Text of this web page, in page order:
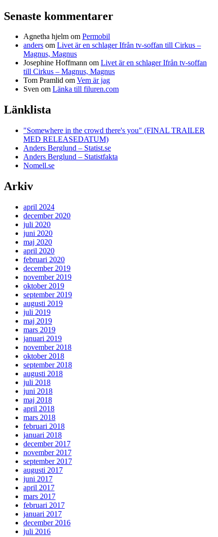
Senaste kommentarer
Agnetha hjelm om Permobil
anders om Livet är en schlager Ifrån tv-soffan till Cirkus –
Magnus, Magnus
Josephine Hoffmann om Livet är en schlager Ifrån tv-soffan
till Cirkus – Magnus, Magnus
Tom Pramlid om Vem är jag
Sven om Länka till filuren.com
Länklista
"Somewhere in the crowd there's you" (FINAL TRAILER
MED RELEASEDATUM)
Anders Berglund – Statist.se
Anders Berglund – Statistfakta
Nomell.se
Arkiv
april 2024
december 2020
juli 2020
juni 2020
maj 2020
april 2020
februari 2020
december 2019
november 2019
oktober 2019
september 2019
augusti 2019
juli 2019
maj 2019
mars 2019
januari 2019
november 2018
oktober 2018
september 2018
augusti 2018
juli 2018
juni 2018
maj 2018
april 2018
mars 2018
februari 2018
januari 2018
december 2017
november 2017
september 2017
augusti 2017
juni 2017
april 2017
mars 2017
februari 2017
januari 2017
december 2016
juli 2016